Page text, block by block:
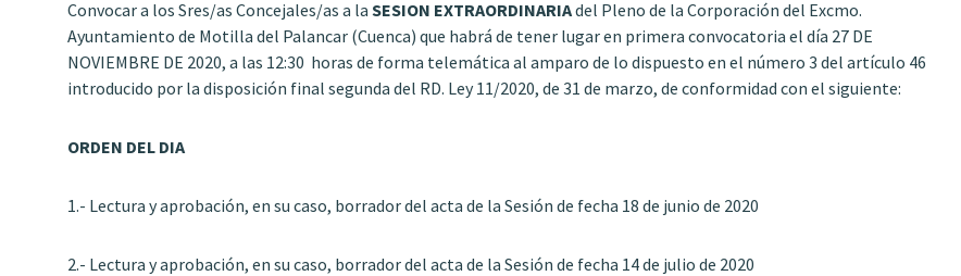
Convocar a los Sres/as Concejales/as a la SESION EXTRAORDINARIAdel Pleno de la Corporación del Excmo.
Ayuntamiento de Motilla del Palancar (Cuenca) que habrá de tener lugar en primera convocatoria el día 27 DE
NOVIEMBRE DE 2020, a las 12:30 horas de forma telemática al amparo de lo dispuesto en el número 3 del artículo 46
introducido por la disposición final segunda del RD. Ley 11/2020, de 31 de marzo, de conformidad con el siguiente:
ORDEN DEL DIA
1.- Lectura y aprobación, en su caso, borrador del acta de la Sesión de fecha 18 de junio de 2020
2.- Lectura y aprobación, en su caso, borrador del acta de la Sesión de fecha 14 de julio de 2020